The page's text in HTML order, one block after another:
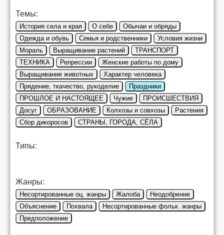
Темы:
История села и края О себе
Обычаи и обряды
Одежда и обувь
Семья и родственники
Условия жизни
Мораль
Выращивание растений
ТРАНСПОРТ
ТЕХНИКА
Репрессии
Женские работы по дому
Выращивание животных
Характер человека
Прядение, ткачество, рукоделие
Праздники
ПРОШЛОЕ И НАСТОЯЩЕЕ
Чужие
ПРОИСШЕСТВИЯ
Досуг
ОБРАЗОВАНИЕ Колхозы и совхозы
Растения
Сбор дикоросов
СТРАНЫ, ГОРОДА, СЁЛА
Типы:
Жанры:
Несортированные оц. жанры Жалоба
Неодобрение
Объяснение
Похвала
Несортированные фольк. жанры
Предположение